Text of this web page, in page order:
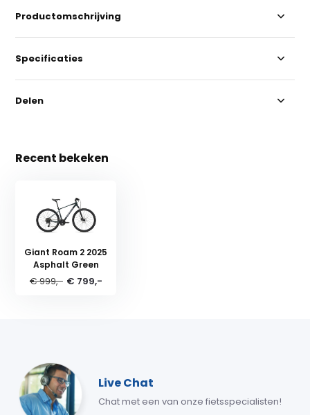
Productomschrijving
Specificaties
Delen
Recent bekeken
Giant Roam 2 2025
Asphalt Green
€ 999,- € 799,-
Live Chat
Chat met een van onze fietsspecialisten!